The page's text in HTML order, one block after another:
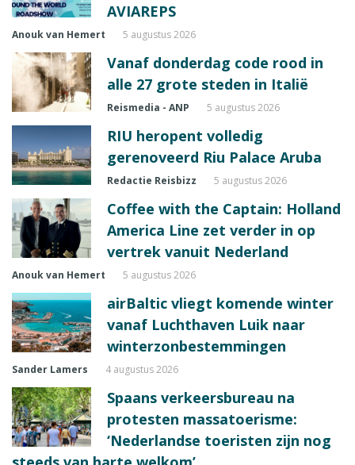
AVIAREPS
Anouk van Hemert 5 augustus 2026
Vanaf donderdag code rood in
alle 27 grote steden in Italië
Reismedia - ANP 5 augustus 2026
RIU heropent volledig
gerenoveerd Riu Palace Aruba
Redactie Reisbizz 5 augustus 2026
Coffee with the Captain: Holland
America Line zet verder in op
vertrek vanuit Nederland
Anouk van Hemert 5 augustus 2026
airBaltic vliegt komende winter
vanaf Luchthaven Luik naar
winterzonbestemmingen
Sander Lamers 4 augustus 2026
Spaans verkeersbureau na
protesten massatoerisme:
‘Nederlandse toeristen zijn nog